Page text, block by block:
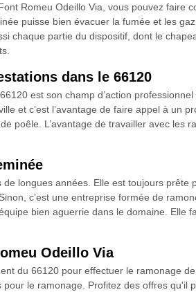
Romeu Odeillo Via, vous pouvez faire
puisse bien évacuer la fumée et les
chaque partie du dispositif, dont le
dans le 66120
est son champ d’action
et c’est l’avantage de faire appel à un
poêle. L’avantage de travailler avec les
longues années. Elle est toujours prête
c’est une entreprise formée de
bien aguerrie dans le domaine. Elle
Odeillo Via
du 66120 pour effectuer le ramonage
le ramonage. Profitez des offres qu'il